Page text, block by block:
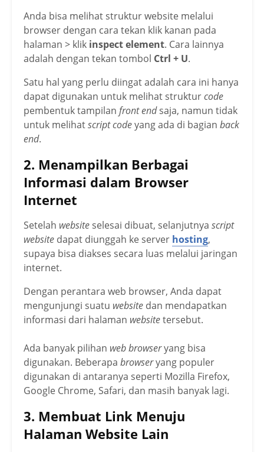
Anda bisa melihat struktur website melalui
browser dengan cara tekan klik kanan pada
halaman > klik inspect element. Cara lainnya
adalah dengan tekan tombol Ctrl + U.
Satu hal yang perlu diingat adalah cara ini hanya
dapat digunakan untuk melihat strukturcode
pembentuk tampilan front endsaja, namun tidak
untuk melihatscript codeyang ada di bagian back
end.
2. Menampilkan Berbagai
Informasi dalam Browser
Internet
Setelah website selesai dibuat, selanjutnya script
website dapat diunggah ke server hosting,
supaya bisa diakses secara luas melalui jaringan
internet.
Dengan perantara web browser, Anda dapat
mengunjungi suatu website dan mendapatkan
informasi dari halaman websitetersebut.
Ada banyak pilihan web browseryang bisa
digunakan. Beberapa browseryang populer
digunakan di antaranya seperti Mozilla Firefox,
Google Chrome, Safari, dan masih banyak lagi.
3. Membuat Link Menuju
Halaman Website Lain